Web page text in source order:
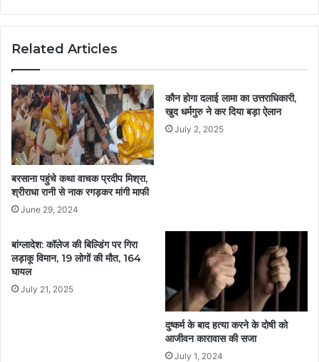
Related Articles
बरसाना पहुंचे कथा वाचक प्रदीप मिश्रा,
श्रीराधा रानी से नाक रगड़कर मांगी माफी
June 29, 2024
कौन होगा दलाई लामा का उत्तराधिकारी,
खुद धर्मगुरु ने कर दिया बड़ा ऐलान
July 2, 2025
बांग्लादेश: कॉलेज की बिल्डिंग पर गिरा
लड़ाकू विमान, 19 लोगों की मौत, 164
घायल
July 21, 2025
दुष्कर्म के बाद हत्या करने के दोषी को
आजीवन कारावास की सजा
July 1, 2024